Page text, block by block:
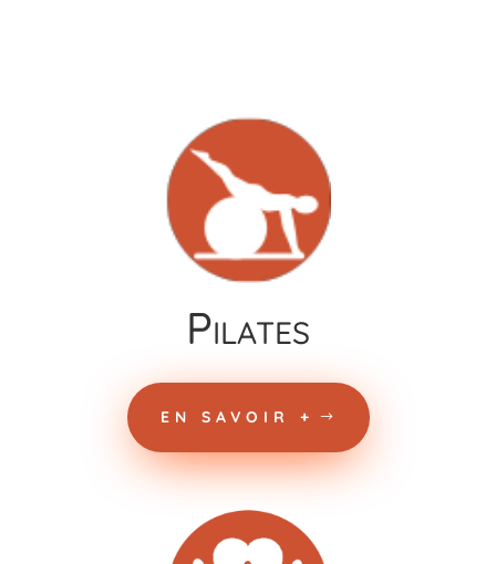
Pilates
EN SAVOIR +